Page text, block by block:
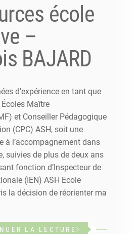
école
–
BAJARD
d’expérience en tant que
Maître
et Conseiller Pédagogique
(CPC) ASH, soit une
à l’accompagnement dans
suivies de plus de deux ans
fonction d’Inspecteur de
(IEN) ASH Ecole
la décision de réorienter ma
LA LECTURE